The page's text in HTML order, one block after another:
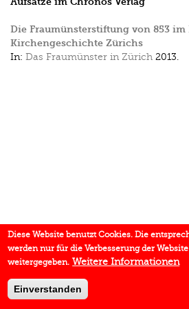
Die Fraumünsterstiftung von 853
Kirchengeschichte Zürichs
In: Das Fraumünster in Zürich 2013.
Diese Website benutzt Cookies. Die
werden nur für die Verbesserung der
weitergegeben. Weitere Informationen
Einverstanden